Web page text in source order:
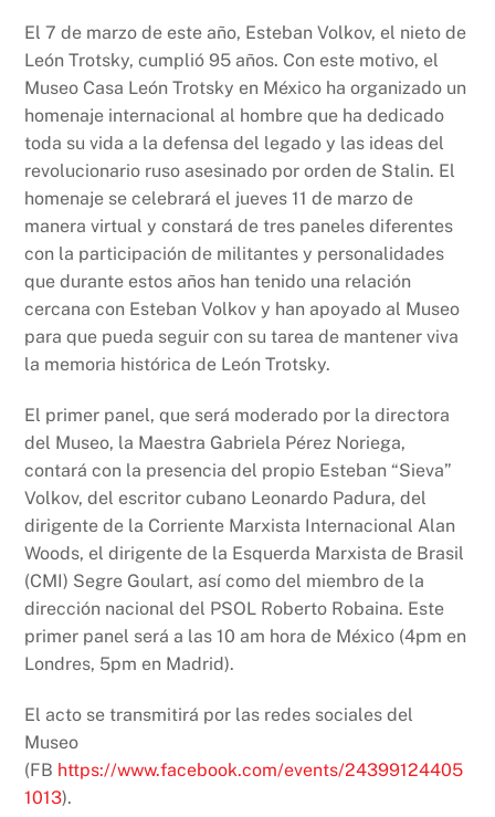
c
e
b
o
o
k
at
s
A
p
p
nt p
y
Li
n
k
El 7 de marzo de este año, Esteban Volkov, el nieto de
León Trotsky, cumplió 95 años. Con este motivo, el
Museo Casa León Trotsky en México ha organizado un
homenaje internacional al hombre que ha dedicado
toda su vida a la defensa del legado y las ideas del
revolucionario ruso asesinado por orden de Stalin. El
homenaje se celebrará el jueves 11 de marzo de
manera virtual y constará de tres paneles diferentes
con la participación de militantes y personalidades
que durante estos años han tenido una relación
cercana con Esteban Volkov y han apoyado al Museo
para que pueda seguir con su tarea de mantener viva
la memoria histórica de León Trotsky.
El primer panel, que será moderado por la directora
del Museo, la Maestra Gabriela Pérez Noriega,
contará con la presencia del propio Esteban “Sieva”
Volkov, del escritor cubano Leonardo Padura, del
dirigente de la Corriente Marxista Internacional Alan
Woods, el dirigente de la Esquerda Marxista de Brasil
(CMI) Segre Goulart, así como del miembro de la
dirección nacional del PSOL Roberto Robaina. Este
primer panel será a las 10 am hora de México (4pm en
Londres, 5pm en Madrid).
El acto se transmitirá por las redes sociales del
Museo
(FB https://www.facebook.com/events/24399124405
1013).